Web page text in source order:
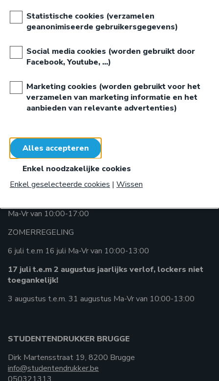
VOOR STUDENTEN
Drukwerk op maat van de student dus.
Door onze jaren ervaring hebben we een eenvoudig
bestellen.
Lees meer...
NEEM CONTACT OP
STUDENTENDRUKKER GENT
Kortrijksesteenweg 60, 9000 Gent
Ma-Vr van 10:00-17:00
ZOMERREGELING
6 juli t.e.m 16 juli Ma-Vr van 10:00-13:00
17 juli t.e.m 2 augustus jaarlijks verlof, lockers niet
toegankelijk!
3 augustus t.e.m. 31 augustus Ma-Vr van 10:00-13:00
STUDENTENDRUKKER BRUGGE
Dirk Martensstraat 19, 8200 Brugge
info@studentendrukker.be
Statistische cookies (verzamelen
geanonimiseerde gebruikersgegevens)
Social media cookies (worden gebruikt door
Facebook, Youtube, …)
Marketing cookies (worden gebruikt voor het
verzamelen van marketing informatie en het
aanbieden van relevante advertenties)
Enkel geselecteerde cookies | Wissen